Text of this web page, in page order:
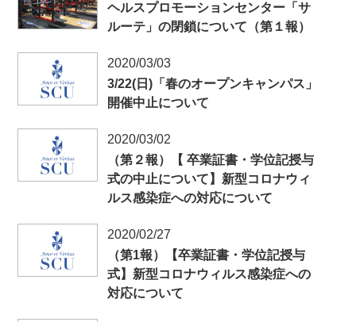
ヘルスプロモーションセンター「サ
ルーテ」の閉鎖について（第１報）
2020/03/03
3/22(日)「春のオープンキャンパス」
開催中止について
2020/03/02
（第２報）【 卒業証書・学位記授与
式の中止について】新型コロナウィ
ルス感染症への対応について
2020/02/27
（第1報）【卒業証書・学位記授与
式】新型コロナウィルス感染症への
対応について